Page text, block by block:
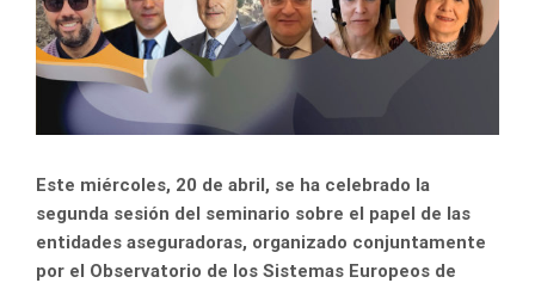
Este miércoles, 20 de abril, se ha celebrado la
segunda sesión del seminario sobre el papel de las
entidades aseguradoras, organizado conjuntamente
por el Observatorio de los Sistemas Europeos de